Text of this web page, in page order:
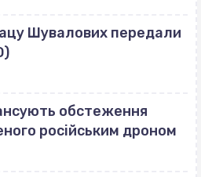
Шувалових передали
обстеження
російським дроном